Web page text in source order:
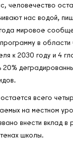
человечество
нас водой,
мировое
в
к 2030 году и 4
всего
на местном
внести вклад в
школы.